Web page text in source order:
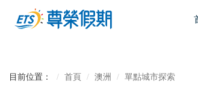
目前位置： 首頁 澳洲 單點城市探索